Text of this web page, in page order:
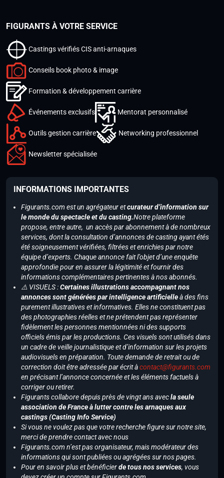
FIGURANTS À VOTRE SERVICE
Castings vérifiés CIS anti-arnaques
Conseils book photo & image
Formation & développement carrière
Événements exclusifs Mentorat personnalisé
Outils gestion carrière Networking professionnel
Newsletter spécialisée
INFORMATIONS IMPORTANTES
Figurants.com est un agrégateur etcurateur d’information sur
le monde du spectacle et du casting.Notre plateforme
propose, entre autre, un accès par abonnement à de nombreux
services, dont la consultation d’annonces de casting ayant étés
été soigneusement vérifiées, filtrées et enrichies par notre
équipe d’experts. Chaque annonce fait l’objet d’une enquête
approfondie pour en assurer la légitimité et fournir des
informations complémentaires pertinentes à nos abonnés.
⚠️ VISUELS :Certaines illustrations accompagnant nos
annonces sont générées par intelligence artificielleà des fins
purement illustratives et informatives. Elles ne constituent pas
des photographies réelles et ne prétendent pas représenter
fidèlement les personnes mentionnées ni des supports
officiels émis par les productions. Ces visuels sont utilisés dans
un cadre de veille journalistique et d’information sur les projets
audiovisuels en préparation. Toute demande de retrait ou de
correction doit être adressée par écrit àcontact@figurants.com
en précisant l’annonce concernée et les éléments factuels à
corriger ou retirer.
Figurants collabore depuis près de vingt ans avecla seule
association de France à lutter contre les arnaques aux
castings (Casting Info Service)
Si vous ne voulez pas que votre recherche figure sur notre site,
merci de prendre contact avec nous
Figurants.com n’est pas organisateur, mais modérateur des
informations qui sont publiées ou agrégées sur nos pages.
Pour en savoir plus et bénéficierde tous nos services, vous